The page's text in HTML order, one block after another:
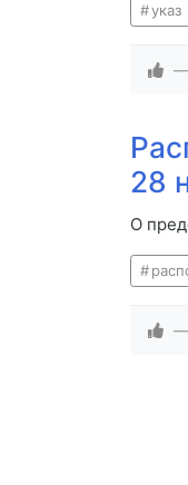
указ
—
28
О
—